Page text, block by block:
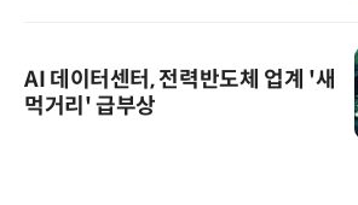
AI 데이터센터, 전력반도체 업계 '새
먹거리' 급부상